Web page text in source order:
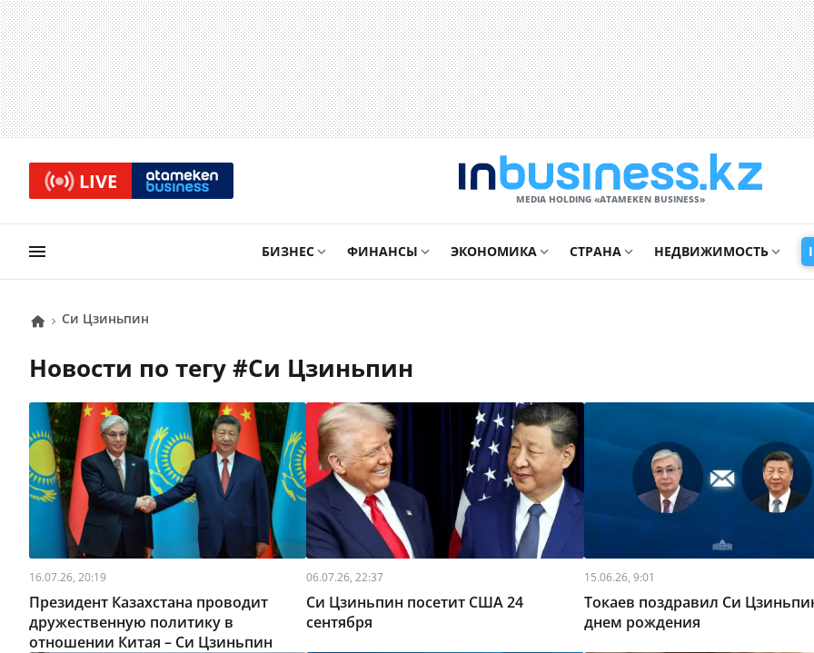
LIVE
MEDIA HOLDING «ATAMEKЕN BUSINESS»
БИЗНЕС ФИНАНСЫ ЭКОНОМИКА СТРАНА НЕДВИЖИМОСТЬ
Си Цзиньпин
Новости по тегу # Си Цзиньпин
16.07.26, 20:19
Президент Казахстана проводит
дружественную политику в
отношении Китая – Си Цзиньпин
06.07.26, 22:37
Си Цзиньпин посетит США 24
сентября
15.06.26, 9:01
Токаев поздравил Си
днем рождения